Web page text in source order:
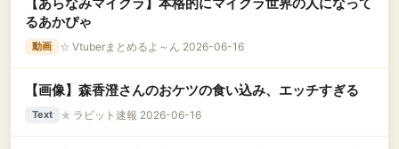
るあかぴゃ
動画 ☆ Vtuberまとめるよ～ん 2026-06-16
【画像】森香澄さんのおケツの食い込み、エッチすぎる
Text ★ ラビット速報 2026-06-16